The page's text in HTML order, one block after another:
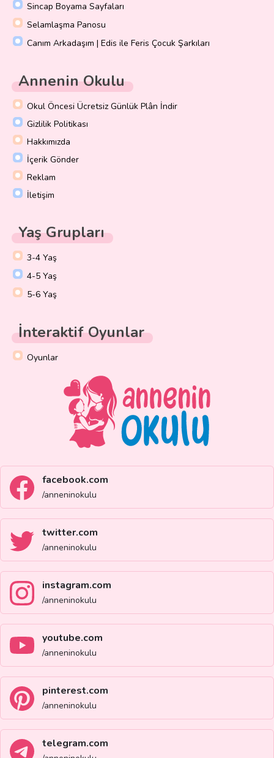
Sincap Boyama Sayfaları
Selamlaşma Panosu
Canım Arkadaşım | Edis ile Feris Çocuk Şarkıları
Annenin Okulu
Okul Öncesi Ücretsiz Günlük Plân İndir
Gizlilik Politikası
Hakkımızda
İçerik Gönder
Reklam
İletişim
Yaş Grupları
3-4 Yaş
4-5 Yaş
5-6 Yaş
İnteraktif Oyunlar
Oyunlar
facebook.com
/anneninokulu
twitter.com
/anneninokulu
instagram.com
/anneninokulu
youtube.com
/anneninokulu
pinterest.com
/anneninokulu
telegram.com